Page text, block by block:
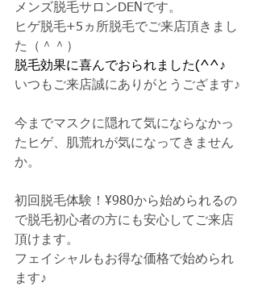
メンズ脱毛サロンDENです。
ヒゲ脱毛+5ヵ所脱毛でご来店頂きまし
た（＾＾）
脱毛効果に喜んでおられました(^^♪
いつもご来店誠にありがとうござます♪
今までマスクに隠れて気にならなかっ
たヒゲ、肌荒れが気になってきません
か。
初回脱毛体験！¥980から始められるの
で脱毛初心者の方にも安心してご来店
頂けます。
フェイシャルもお得な価格で始められ
ます♪